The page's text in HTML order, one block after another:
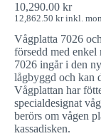
10,290.00 kr
12,862.50 krinkl.
Vågplatta 7026
försedd med
7026 ingår i den
lågbyggd och kan
Vågplattan har
specialdesignat
berörs om vågen
kassadisken.